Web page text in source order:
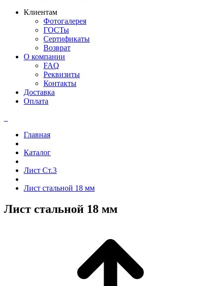
Клиентам
Фотогалерея
ГОСТы
Сертификаты
Возврат
О компании
FAQ
Реквизиты
Контакты
Доставка
Оплата
Главная
Каталог
Лист Ст.3
Лист стальной 18 мм
Лист стальной 18 мм